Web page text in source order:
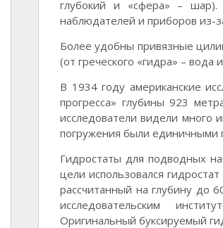
глубокий и «сфера» –
наблюдателей и приборов из-
Более удобны привязные
(от греческого «гидра» – вода
В 1934 году американские
прогресса» глубины 923
исследователи видели много
погружения были единичными
Гидростаты для подводных
цели использовался
рассчитанный на глубину до
исследовательским
Оригинальный буксируемый